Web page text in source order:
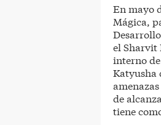
En mayo
Mágica,
el Sharvit
interno
Katyusha
de
tiene